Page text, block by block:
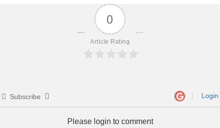
0
Article Rating
Subscribe Login
Please login to comment